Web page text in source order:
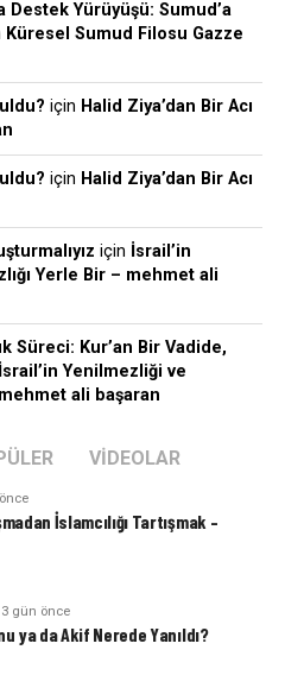
Destek Yürüyüşü: Sumud’a
Küresel Sumud Filosu Gazze
için Halid Ziya’dan Bir Acı
için Halid Ziya’dan Bir Acı
için İsrail’in
Yerle Bir – mehmet ali
Süreci: Kur’an Bir Vadide,
İsrail’in Yenilmezliği ve
ali başaran
VIDEOLAR
İslamcılığı Tartışmak –
3 gün önce
ya da Akif Nerede Yanıldı?